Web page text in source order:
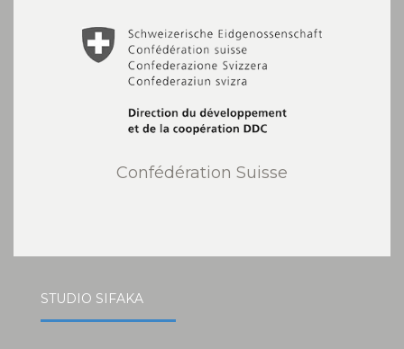
Confédération Suisse
STUDIO SIFAKA